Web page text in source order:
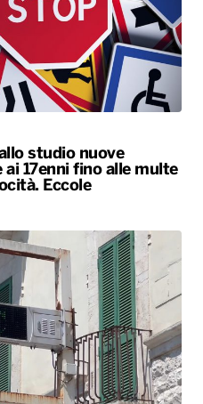
studio nuove
17enni fino alle multe
Eccole